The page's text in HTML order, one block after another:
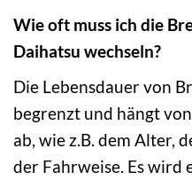
Wie oft muss ich die
Daihatsu wechseln?
Die Lebensdauer von
begrenzt und hängt
ab, wie z.B. dem Alter,
der Fahrweise. Es wird